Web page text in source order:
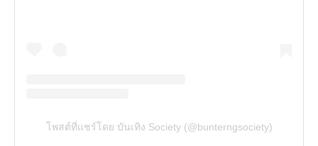
โพสต์ที่แชร์โดย บันเทิง Society (@bunterngsociety)